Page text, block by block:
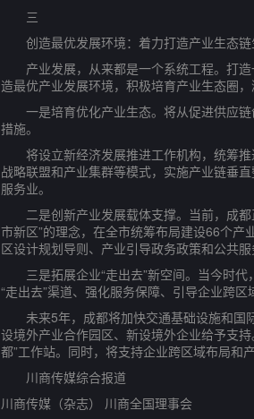
三
创造最优发展环境：着力打造产业生态链
产业发展，从来都是一个系统工程。打造
造最优产业发展环境，积极培育产业生态圈，
一是培育优化产业生态。将从促进供应链
措施。
将设立新经济发展推进工作机构，统筹推
战略联盟和产业集群等模式，实施产业链垂
服务业。
二是创新产业发展载体支撑。当前，成都
市新区”的理念，在全市统筹布局建设66个产
区设计规划导则、产业引导政务政策和公共
三是拓展企业“走出去”新空间。当今时代
“走出去”渠道、强化服务保障、引导企业跨区
未来5年，成都将加快交通基础设施和国际
设境外产业合作园区、新设境外企业给予支
都”工作站。同时，将支持企业跨区域布局和
川商传媒综合报道
川商传媒（杂志） 川商全国理事会